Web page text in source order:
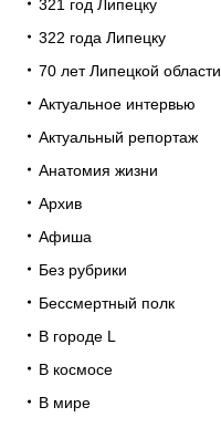
321 год Липецку
322 года Липецку
70 лет Липецкой области
Актуальное интервью
Актуальный репортаж
Анатомия жизни
Архив
Афиша
Без рубрики
Бессмертный полк
В городе L
В космосе
В мире